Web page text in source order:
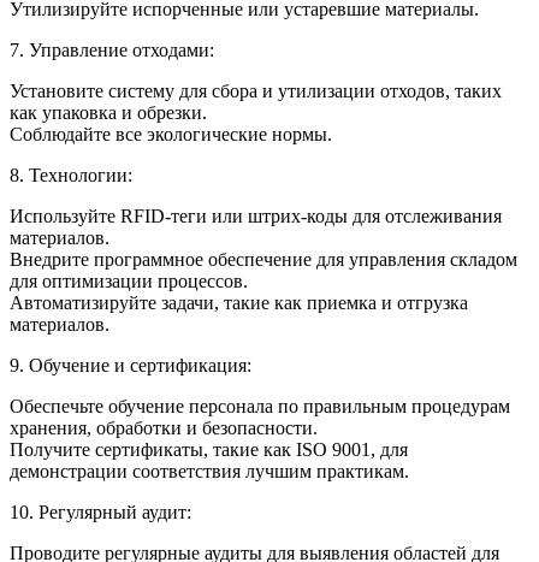
Утилизируйте испорченные или устаревшие материалы.
7. Управление отходами:
Установите систему для сбора и утилизации отходов, таких
как упаковка и обрезки.
Соблюдайте все экологические нормы.
8. Технологии:
Используйте RFID-теги или штрих-коды для отслеживания
материалов.
Внедрите программное обеспечение для управления складом
для оптимизации процессов.
Автоматизируйте задачи, такие как приемка и отгрузка
материалов.
9. Обучение и сертификация:
Обеспечьте обучение персонала по правильным процедурам
хранения, обработки и безопасности.
Получите сертификаты, такие как ISO 9001, для
демонстрации соответствия лучшим практикам.
10. Регулярный аудит:
Проводите регулярные аудиты для выявления областей для